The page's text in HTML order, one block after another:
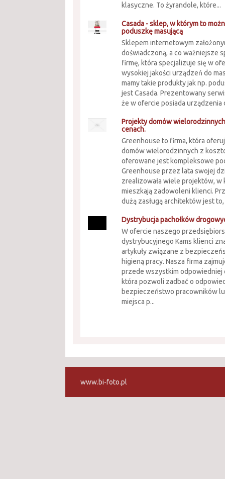
klasyczne. To żyrandole, które...
Casada - sklep, w którym to
poduszkę masującą
Sklepem internetowym
doświadczoną, a co ważniejsze
firmę, która specjalizuje się w
wysokiej jakości urządzeń do
mamy takie produkty jak np.
jest Casada. Prezentowany
że w ofercie posiada urządzenia
Projekty domów
cenach.
Greenhouse to firma, która
domów wielorodzinnych z
oferowane jest kompleksowe
Greenhouse przez lata swojej
zrealizowała wiele projektów, w
mieszkają zadowoleni klienci.
dużą zasługą architektów jest to,
Dystrybucja pachołków
W ofercie naszego
dystrybucyjnego Kams klienci
artykuły związane z
higieną pracy. Nasza firma
przede wszystkim odpowiedniej
która pozwoli zadbać o
bezpieczeństwo pracowników
miejsca p...
www.bi-foto.pl